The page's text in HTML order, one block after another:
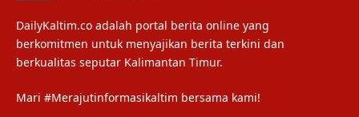
DailyKaltim.co adalah portal berita online yang
berkomitmen untuk menyajikan berita terkini dan
berkualitas seputar Kalimantan Timur.
Mari #Merajutinformasikaltim bersama kami!